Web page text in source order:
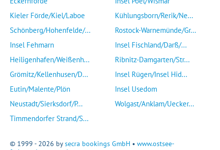
Kieler Förde/Kiel/Laboe
Schönberg/Hohenfelde/...
Insel Fehmarn
Heiligenhafen/Weißenh...
Grömitz/Kellenhusen/D...
Eutin/Malente/Plön
Neustadt/Sierksdorf/P...
Timmendorfer Strand/S...
Kühlungsborn/Rerik/Ne...
Rostock-Warnemünde/Gr...
Insel Fischland/Darß/...
Ribnitz-Damgarten/Str...
Insel Rügen/Insel Hid...
Insel Usedom
Wolgast/Anklam/Uecker...
© 1999 - 2026 bysecra bookings GmbH • www.ostsee-